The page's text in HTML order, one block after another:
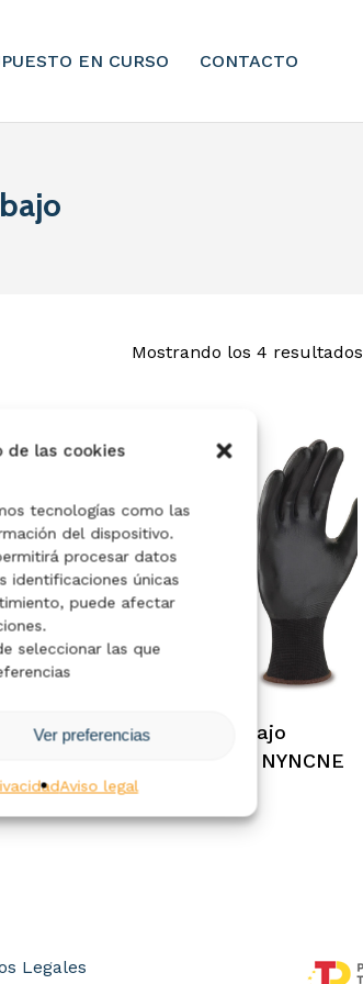
de las cookies
tecnologías como las
del dispositivo.
procesar datos
identificaciones únicas
puede afectar
seleccionar las que
Ver preferencias
Aviso legal
EN CURSO CONTACTO
Mostrando los 4 resultados
REV
Guantes Trabajo
MarcaPL 688 NYNCNE
Legales